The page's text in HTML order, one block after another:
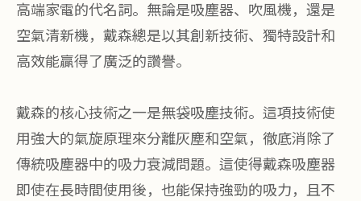
高端家電的代名詞。無論是吸塵器、吹風機，還是
空氣清新機，戴森總是以其創新技術、獨特設計和
高效能贏得了廣泛的讚譽。
戴森的核心技術之一是無袋吸塵技術。這項技術使
用強大的氣旋原理來分離灰塵和空氣，徹底消除了
傳統吸塵器中的吸力衰減問題。這使得戴森吸塵器
即使在長時間使用後，也能保持強勁的吸力，且不